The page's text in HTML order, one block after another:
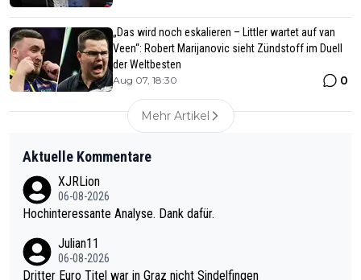
„Das wird noch eskalieren – Littler wartet auf van
Veen“: Robert Marijanovic sieht Zündstoff im Duell
der Weltbesten
Aug 07, 18:30 0
Mehr Artikel
Aktuelle Kommentare
XJRLion
06-08-2026
Hochinteressante Analyse. Dank dafür.
Julian11
06-08-2026
Dritter Euro Titel war in Graz nicht Sindelfingen